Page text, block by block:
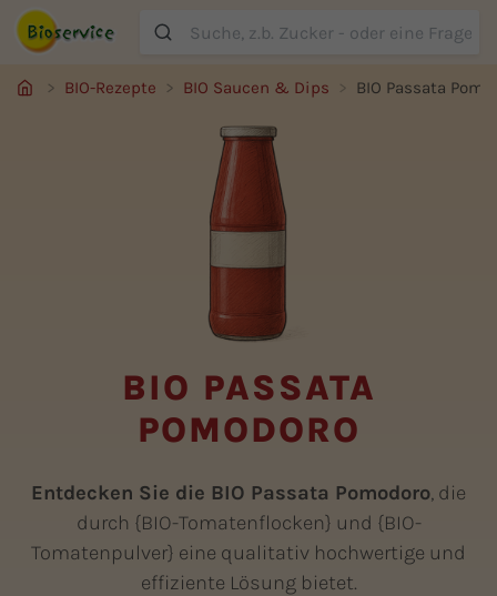
Suche
BIO-Rezepte BIO Saucen & Dips BIO Passata
BIO PASSATA
POMODORO
Entdecken Sie die BIO Passata Pomodoro, die
durch {BIO-Tomatenflocken} und {BIO-
Tomatenpulver} eine qualitativ hochwertige und
effiziente Lösung bietet.